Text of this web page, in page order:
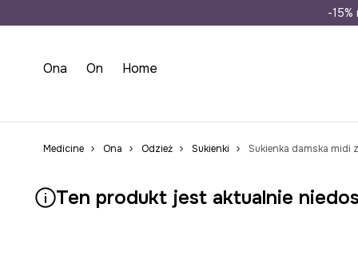
Wysyłka
-
Ona On Home
Medicine Ona Odzież Sukienki Sukienka damska midi
Ten produkt jest aktualnie